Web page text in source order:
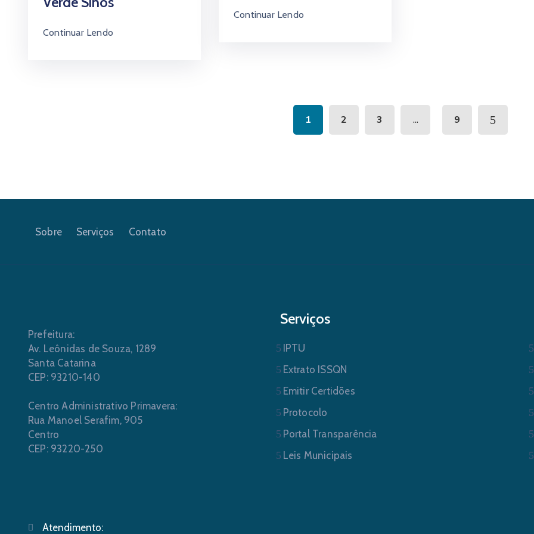
Continuar Lendo
Continuar Lendo
1 2 3 ... 9
Sobre Serviços Contato
Prefeitura:
Av. Leônidas de Souza, 1289
Santa Catarina
CEP: 93210-140
Centro Administrativo Primavera:
Rua Manoel Serafim, 905
Centro
CEP: 93220-250
Atendimento:
Serviços
IPTU
Extrato ISSQN
Emitir Certidões
Protocolo
Portal Transparência
Leis Municipais